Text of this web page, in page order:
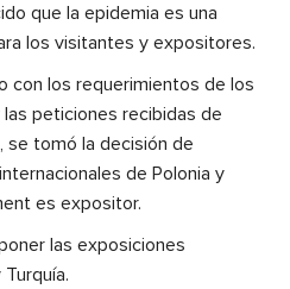
que la epidemia es una
los visitantes y expositores.
con los requerimientos de los
peticiones recibidas de
tomó la decisión de
de Polonia y
es expositor.
las exposiciones